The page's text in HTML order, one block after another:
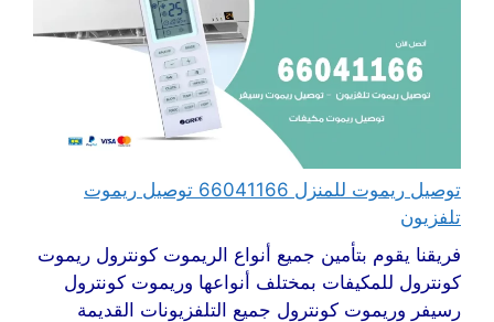
توصيل ريموت للمنزل 66041166 توصيل ريموت
تلفزيون
فريقنا يقوم بتأمين جميع أنواع الريموت كونترول ريموت
كونترول للمكيفات بمختلف أنواعها وريموت كونترول
رسيفر وريموت كونترول جميع التلفزيونات القديمة